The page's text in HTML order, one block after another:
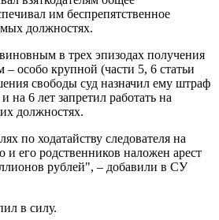
им беспрепятственное
должностях.
в трех эпизодах получения
особо крупной (части 5, 6 статьи
свободы суд назначил ему штраф
на 6 лет запретил работать на
должностях.
по ходатайству следователя на
и его родственников наложен арест
рублей", – добавили в СУ
в силу.